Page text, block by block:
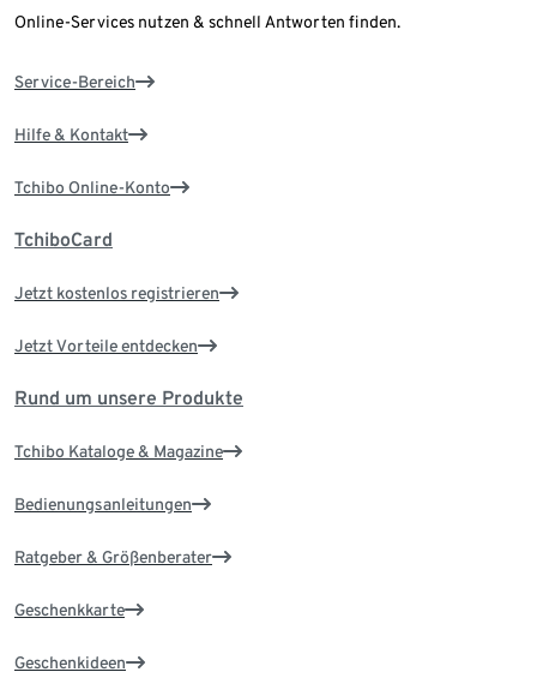
Online-Services nutzen & schnell Antworten finden.
Service-Bereich
Hilfe & Kontakt
Tchibo Online-Konto
TchiboCard
Jetzt kostenlos registrieren
Jetzt Vorteile entdecken
Rund um unsere Produkte
Tchibo Kataloge & Magazine
Bedienungsanleitungen
Ratgeber & Größenberater
Geschenkkarte
Geschenkideen